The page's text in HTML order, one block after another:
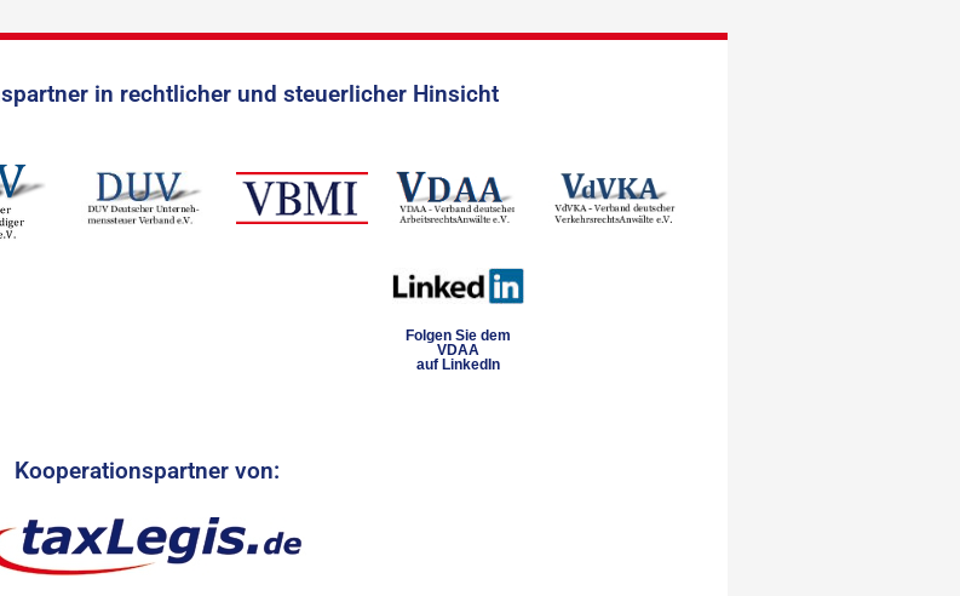
in rechtlicher und steuerlicher Hinsicht
Folgen Sie dem
VDAA
auf LinkedIn
Kooperationspartner von: